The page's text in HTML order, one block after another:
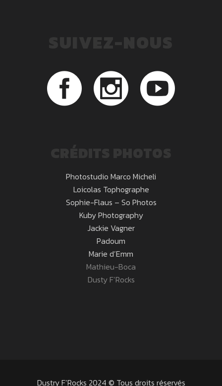
Photostudio Marco Micheli
Loicolas Tophographe
Sophie-Flaus – So Photos
Kuby Photography
Jackie Vagner
Padoum
Marie d’Emm
Mathieu-Boca
Dusty F’Rocks
Dustry F’Rocks 2024 © Tous droits réservés